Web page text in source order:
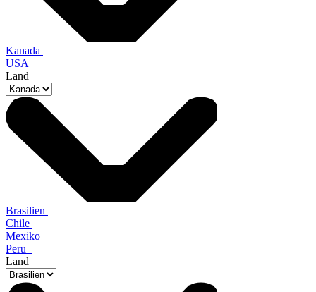
Kanada
USA
Land
Brasilien
Chile
Mexiko
Peru
Land